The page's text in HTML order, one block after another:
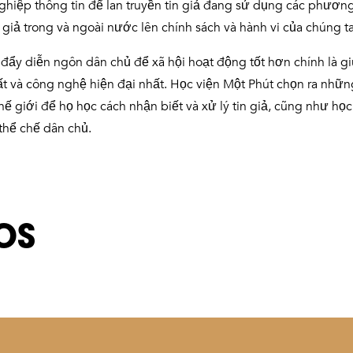
thông tin để lan truyền tin giả đang sử dụng các
trong và ngoài nước lên chính sách và hành vi của chúng
diễn ngôn dân chủ để xã hội hoạt động tốt hơn chính là
và công nghệ hiện đại nhất. Học viện Một Phút chọn ra
giới để họ học cách nhận biết và xử lý tin giả, cũng như
chế dân chủ.